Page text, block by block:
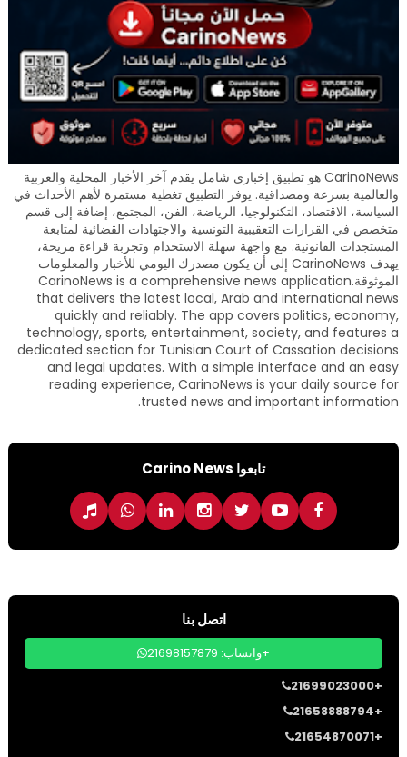
CarinoNews هو تطبيق إخباري شامل يقدم آخر الأخبار المحلية والعربية
والعالمية بسرعة ومصداقية. يوفر التطبيق تغطية مستمرة لأهم الأحداث في
السياسة، الاقتصاد، التكنولوجيا، الرياضة، الفن، المجتمع، إضافة إلى قسم
متخصص في القرارات التعقيبية التونسية والاجتهادات القضائية لمتابعة
المستجدات القانونية. مع واجهة سهلة الاستخدام وتجربة قراءة مريحة،
يهدف CarinoNews إلى أن يكون مصدرك اليومي للأخبار والمعلومات
الموثوقة.CarinoNews is a comprehensive news application
that delivers the latest local, Arab and international news
quickly and reliably. The app covers politics, economy,
technology, sports, entertainment, society, and features a
dedicated section for Tunisian Court of Cassation decisions
and legal updates. With a simple interface and an easy
reading experience, CarinoNews is your daily source for
trusted news and important information.
تابعوا Carino News
اتصل بنا
واتساب: 21698157879+
21699023000+
21658888794+
21654870071+